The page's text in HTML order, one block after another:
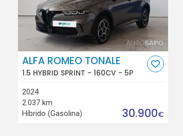
ALFA ROMEO TONALE
1.5 HYBRID SPRINT - 160CV - 5P
2024
2.037 km
Híbrido (Gasolina)
30.900€